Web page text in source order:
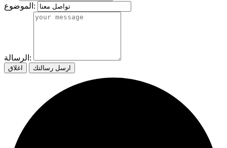
الموضوع:
الرسالة:
اغلاق ارسل رسالتك